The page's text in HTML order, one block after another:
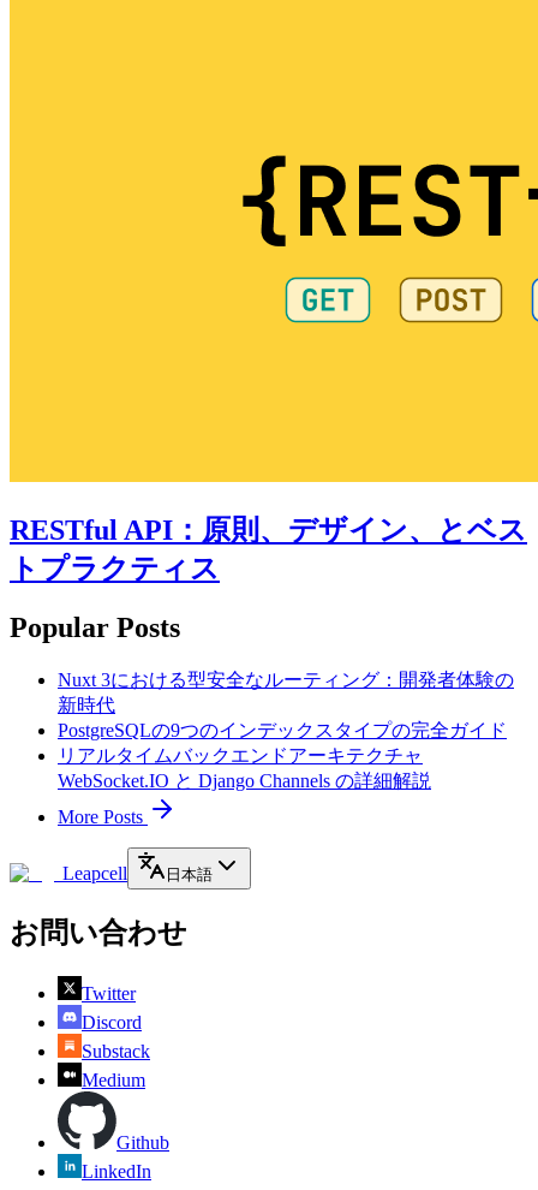
RESTful API：原則、デザイン、とベス
トプラクティス
Popular Posts
Nuxt 3における型安全なルーティング：開発者体験の
新時代
PostgreSQLの9つのインデックスタイプの完全ガイド
リアルタイムバックエンドアーキテクチャ
WebSocket.IO と Django Channels の詳細解説
More Posts
Leapcell 日本語
お問い合わせ
Twitter
Discord
Substack
Medium
Github
LinkedIn